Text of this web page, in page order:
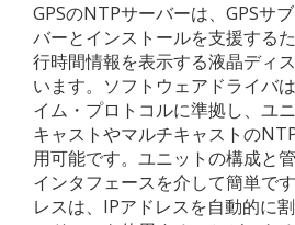
GPSのNTPサーバーは、GPSサ
バーとインストールを支援する
行時間情報を表示する液晶ディ
います。ソフトウェアドライバ
イム・プロトコルに準拠し、ユ
キャストやマルチキャストの
用可能です。ユニットの構成と
インタフェースを介して簡単で
レスは、IPアドレスを自動的に